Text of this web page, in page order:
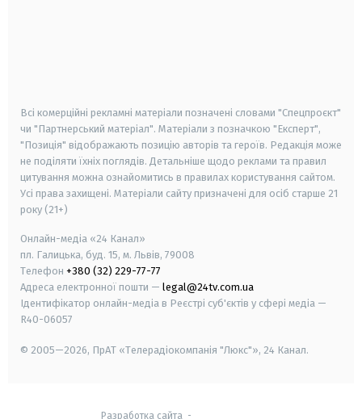
Всі комерційні рекламні матеріали позначені словами "Спецпроєкт"
чи "Партнерський матеріал". Матеріали з позначкою "Експерт",
"Позиція" відображають позицію авторів та героїв. Редакція може
не поділяти їхніх поглядів. Детальніше щодо реклами та правил
цитування можна ознайомитись в правилах користування сайтом.
Усі права захищені. Матеріали сайту призначені для осіб старше 21
року (21+)
Онлайн-медіа «24 Канал»
пл. Галицька, буд. 15, м. Львів, 79008
Телефон +380 (32) 229-77-77
Адреса електронної пошти — legal@24tv.com.ua
Ідентифікатор онлайн-медіа в Реєстрі суб'єктів у сфері медіа —
R40-06057
© 2005—2026, ПрАТ «Телерадіокомпанія "Люкс"», 24 Канал.
Разработка сайта -